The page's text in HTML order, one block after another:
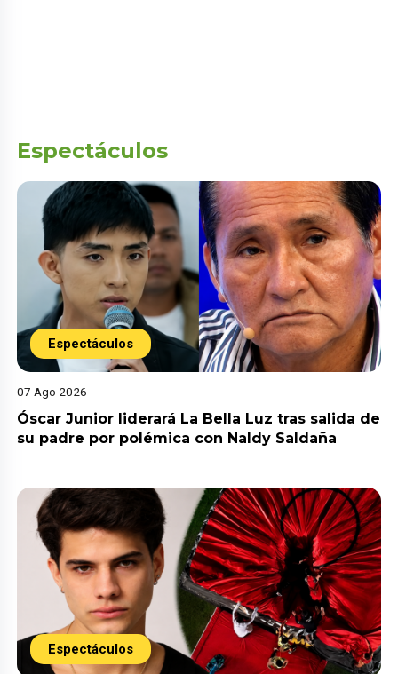
Espectáculos
Espectáculos
07 Ago 2026
Óscar Junior liderará La Bella Luz tras salida de
su padre por polémica con Naldy Saldaña
Espectáculos